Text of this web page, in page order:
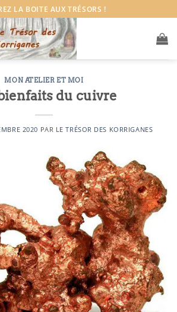
LA BOITE AUX TRÉSORS !
MON ATELIER ET MOI
du cuivre
2020 PAR LE TRÉSOR DES KORRIGANES